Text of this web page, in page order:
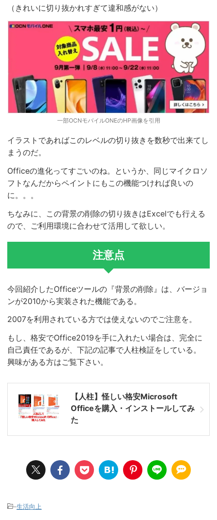
（きれいに切り抜かれすぎて違和感がない）
一部OCNモバイルONEのHP画像を引用
イラストであればこのレベルの切り抜きを数秒で出来てし
まうのだ。
Officeの進化ってすごいのね。というか、同じマイクロソ
フトなんだからペイントにもこの機能つければ良いの
に。。。
ちなみに、この背景の削除の切り抜きはExcelでも行える
ので、ご利用環境に合わせて活用して欲しい。
注意点
今回紹介したOfficeツールの『背景の削除』は、バージョ
ンが2010から実装された機能である。
2007を利用されている方では使えないのでご注意を。
もし、格安でOffice2019を手に入れたい場合は、完全に
自己責任であるが、下記の記事で人柱検証をしている。
興味がある方はご覧下さい。
【人柱】怪しい格安Microsoft
Officeを購入・インストールしてみ
た
-生活向上